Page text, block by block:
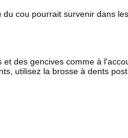
cou pourrait survenir dans
des gencives comme à
utilisez la brosse à dents